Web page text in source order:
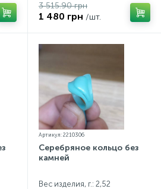
3 515.90 грн
1 480 грн /шт.
Артикул: 2210306
Серебряное кольцо без
камней
Вес изделия, г.: 2,52